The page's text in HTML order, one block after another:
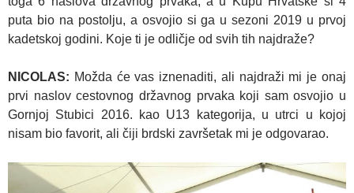
puta bio na postolju, a osvojio si ga u sezoni 2019 u prvoj
kadetskoj godini. Koje ti je odličje od svih tih najdraže?
NICOLAS: Možda će vas iznenaditi, ali najdraži mi je onaj
prvi naslov cestovnog državnog prvaka koji sam osvojio u
Gornjoj Stubici 2016. kao U13 kategorija, u utrci u kojoj
nisam bio favorit, ali čiji brdski završetak mi je odgovarao.